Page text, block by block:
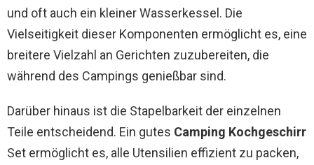
und oft auch ein kleiner Wasserkessel. Die
Vielseitigkeit dieser Komponenten ermöglicht es, eine
breitere Vielzahl an Gerichten zuzubereiten, die
während des Campings genießbar sind.
Darüber hinaus ist die Stapelbarkeit der einzelnen
Teile entscheidend. Ein gutes Camping Kochgeschirr
Set ermöglicht es, alle Utensilien effizient zu packen,